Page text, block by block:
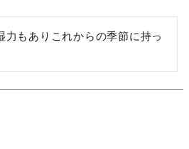
力もありこれからの季節に持っ